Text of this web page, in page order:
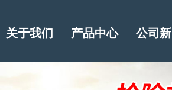
关于我们 产品中心 公司